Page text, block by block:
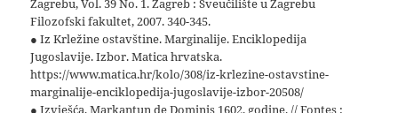
Zagrebu, Vol. 39 No. 1. Zagreb : Sveučilište u Zagrebu
Filozofski fakultet, 2007. 340-345.
● Iz Krležine ostavštine. Marginalije. Enciklopedija
Jugoslavije. Izbor. Matica hrvatska.
https://www.matica.hr/kolo/308/iz-krlezine-ostavstine-
marginalije-enciklopedija-jugoslavije-izbor-20508/
● Izvješća, Markantun de Dominis 1602. godine. // Fontes :